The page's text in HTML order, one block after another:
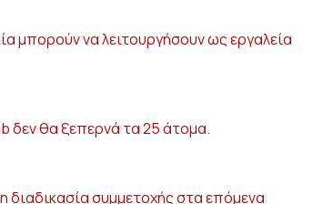
μπορούν να λειτουργήσουν ως εργαλεία
δεν θα ξεπερνά τα 25 άτομα.
διαδικασία συμμετοχής στα επόμενα